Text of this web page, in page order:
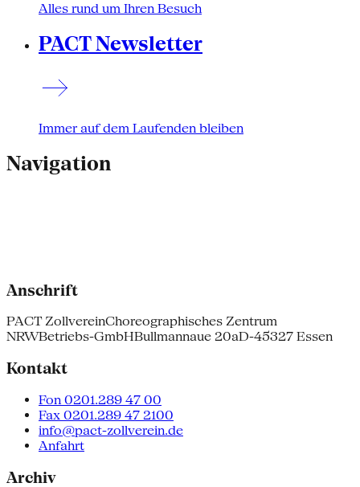
Alles rund um Ihren Besuch
PACT Newsletter
Immer auf dem Laufenden bleiben
Navigation
Anschrift
PACT ZollvereinChoreographisches Zentrum
NRWBetriebs-GmbHBullmannaue 20aD-45327 Essen
Kontakt
Fon 0201.289 47 00
Fax 0201.289 47 2100
info@pact-zollverein.de
Anfahrt
Archiv